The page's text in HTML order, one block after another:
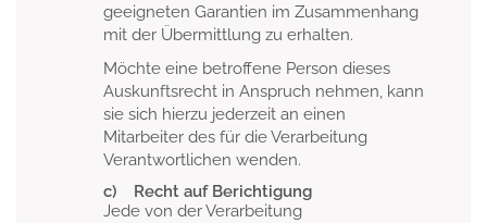
geeigneten Garantien im Zusammenhang
mit der Übermittlung zu erhalten.
Möchte eine betroffene Person dieses
Auskunftsrecht in Anspruch nehmen, kann
sie sich hierzu jederzeit an einen
Mitarbeiter des für die Verarbeitung
Verantwortlichen wenden.
c) Recht auf Berichtigung
Jede von der Verarbeitung